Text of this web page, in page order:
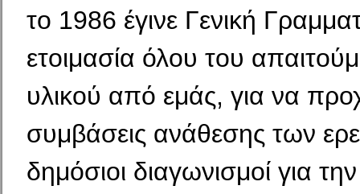
το 1986 έγινε Γενική
ετοιμασία όλου του
υλικού από εμάς, για να
συμβάσεις ανάθεσης των
δημόσιοι διαγωνισμοί για